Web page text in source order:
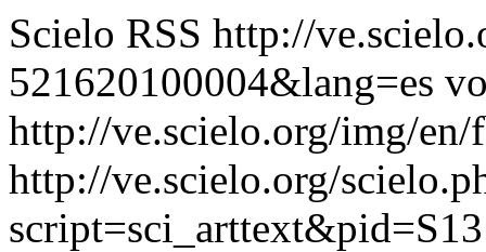
Scielo RSS http://
521620100004&lang=es
http://ve.scielo.org/img/
http://ve.scielo.org/